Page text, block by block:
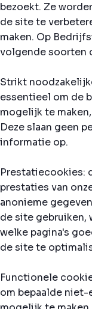
bezoekt. Ze
de site te
maken. Op
volgende soorten
Strikt
essentieel om de
mogelijk te
Deze slaan geen
informatie op.
Prestatiecookies:
prestaties van
anonieme
de site gebruiken,
welke pagina's
de site te
Functionele
om bepaalde